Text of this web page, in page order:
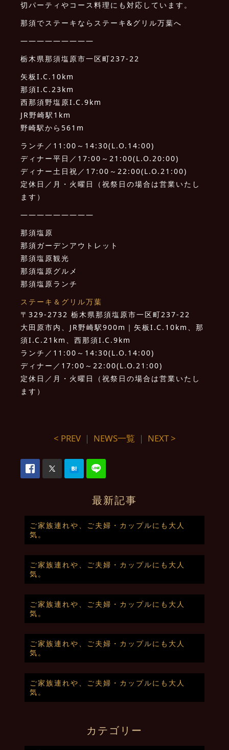
切パーティやコース料理にも対応しています。
那須でステーキならステーキ&グリル万葉へ
—————————
栃木県那須塩原市一区町237-22
矢板I.C.10km
那須I.C.23km
西那須野塩原I.C.9km
JR野崎駅1km
野崎駅から561m
ランチ／11:00～14:30(L.O.14:00)
ディナー平日／17:00～21:00(L.O.20:00)
ディナー土日祝／17:00～22:00(L.O.21:00)
定休日／月・火曜日（祝祭日の場合は営業いたし
ます）
—————————
那須塩原
那須ガーデンアウトレット
那須塩原観光
那須塩原グルメ
那須塩原ランチ
ステーキ＆グリル万葉
〒329-2732 栃木県那須塩原市一区町237-22
大田原市内、JR野崎駅900m｜矢板I.C.10km、那
須I.C.21km、西那須I.C.9km
ランチ／11:00～14:30(L.O.14:00)
ディナー／17:00～22:00(L.O.21:00)
定休日／月・火曜日（祝祭日の場合は営業いたし
ます）
< PREV｜ NEWS一覧 ｜ NEXT >
最新記事
ご家族連れや、ご夫婦・カップルにも大人
気。
ご家族連れや、ご夫婦・カップルにも大人
気。
ご家族連れや、ご夫婦・カップルにも大人
気。
ご家族連れや、ご夫婦・カップルにも大人
気。
ご家族連れや、ご夫婦・カップルにも大人
気。
カテゴリー